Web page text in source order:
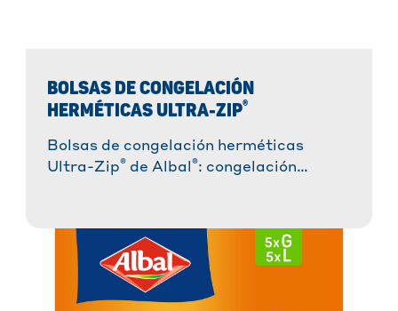
BOLSAS DE CONGELACIÓN
HERMÉTICAS ULTRA-ZIP®
Bolsas de congelación herméticas
Ultra-Zip® de Albal ®: congelación
hermético ✓ Fabricadas con un 35 % de
plástico reciclado. ¡Descúbrelas ahora!
» ¡Más información!